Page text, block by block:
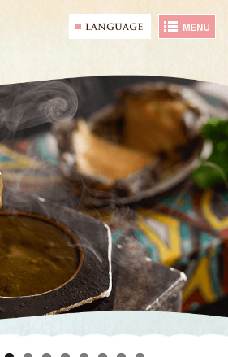
し鮑の肝フォンデュ
鱧と鮑の夏会席2026
で仕上げる天ぷら会席